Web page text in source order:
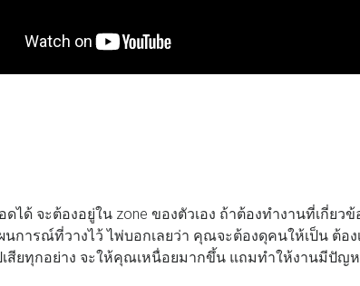
ดได้ จะต้องอยู่ใน zone ของตัวเอง ถ้าต้องทำงานที่เกี่ย
นการณ์ที่วางไว้ ไพ่บอกเลยว่า คุณจะต้องดุคนให้เป็น ต้อ
สียทุกอย่าง จะให้คุณเหนื่อยมากขึ้น แถมทำให้งานมีปัญ